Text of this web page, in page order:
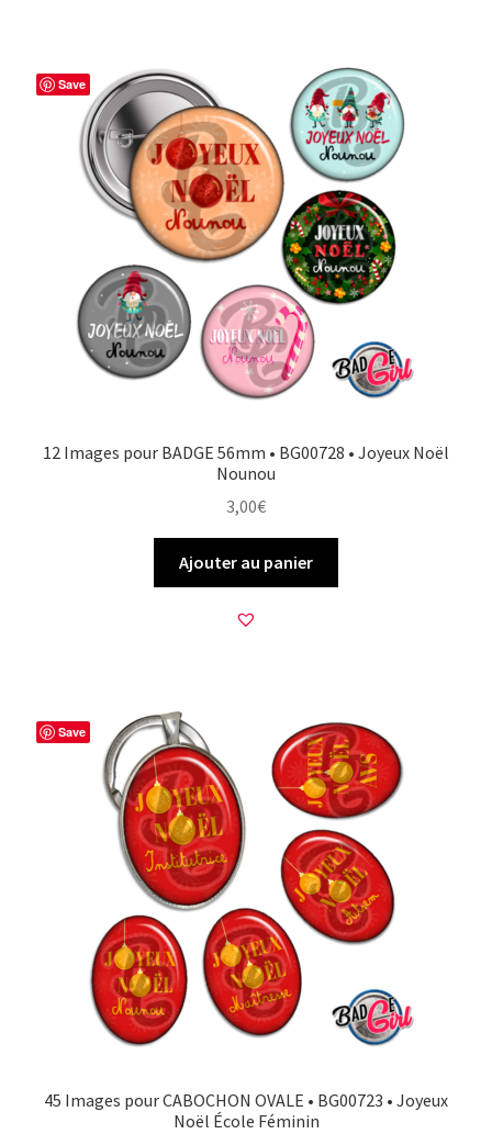
Save
12 Images pour BADGE 56mm • BG00728 • Joyeux Noël
Nounou
3,00€
Ajouter au panier
Save
45 Images pour CABOCHON OVALE • BG00723 • Joyeux
Noël École Féminin